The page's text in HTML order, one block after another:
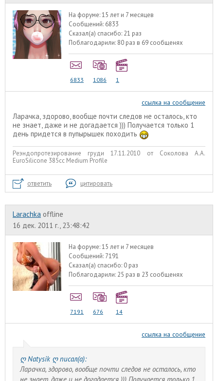
На форуме:15 лет и 7 месяцев
Сообщений: 6833
Сказал(а) спасибо: 21 раз
Поблагодарили: 80 раз в 69 сообщенях
6833 1086 1
ссылка на сообщение
Ларачка, здорово, вообще почти следов не осталось, кто
не знает, даже и не догадается ))) Получается только 1
день придется в пупырышек походить
Реэндопротезирование груди 17.11.2010 от Соколова А.А.
EuroSilicone 385сс Medium Profile
ответить цитировать
Larachka offline
16 дек. 2011 г., 23:48:42
На форуме:15 лет и 7 месяцев
Сообщений: 7191
Сказал(а) спасибо: 0 раз
Поблагодарили: 25 раз в 23 сообщенях
7191 676 14
ссылка на сообщение
ღ Natysik ღ писал(а):
Ларачка, здорово, вообще почти следов не осталось, кто